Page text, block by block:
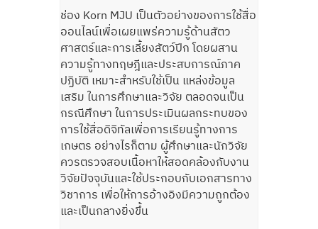
ช่อง Korn MJU เป็นตัวอย่างของการใช้สื่อ
ออนไลน์เพื่อเผยแพร่ความรู้ด้านสัตว
ศาสตร์และการเลี้ยงสัตว์ปีก โดยผสาน
ความรู้ทางทฤษฎีและประสบการณ์ภาค
ปฏิบัติ เหมาะสำหรับใช้เป็น แหล่งข้อมูล
เสริม ในการศึกษาและวิจัย ตลอดจนเป็น
กรณีศึกษา ในการประเมินผลกระทบของ
การใช้สื่อดิจิทัลเพื่อการเรียนรู้ทางการ
เกษตร อย่างไรก็ตาม ผู้ศึกษาและนักวิจัย
ควรตรวจสอบเนื้อหาให้สอดคล้องกับงาน
วิจัยปัจจุบันและใช้ประกอบกับเอกสารทาง
วิชาการ เพื่อให้การอ้างอิงมีความถูกต้อง
และเป็นกลางยิ่งขึ้น